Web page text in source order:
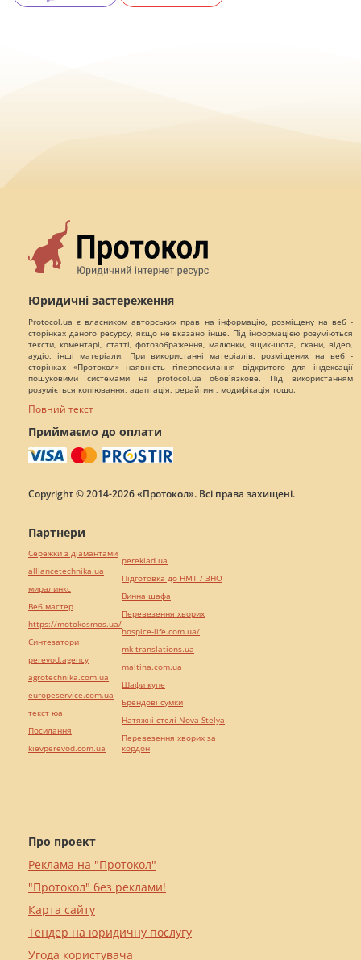
Юридичні застереження
Protocol.ua є власником авторських прав на інформацію, розміщену на веб -
сторінках даного ресурсу, якщо не вказано інше. Під інформацією розуміються
тексти, коментарі, статті, фотозображення, малюнки, ящик-шота, скани, відео,
аудіо, інші матеріали. При використанні матеріалів, розміщених на веб -
сторінках «Протокол» наявність гіперпосилання відкритого для індексації
пошуковими системами на protocol.ua обов`язкове. Під використанням
розуміється копіювання, адаптація, рерайтинг, модифікація тощо.
Повний текст
Приймаємо до оплати
Copyright © 2014-2026 «Протокол». Всі права захищені.
Про проект
Реклама на "Протокол"
"Протокол" без реклами!
Карта сайту
Тендер на юридичну послугу
Угода користувача
Партнери
Сережки з діамантами
alliancetechnika.ua
миралинкс
Веб мастер
https://motokosmos.ua/
Синтезатори
perevod.agency
agrotechnika.com.ua
europeservice.com.ua
текст юа
Посилання
kievperevod.com.ua
pereklad.ua
Підготовка до НМТ / ЗНО
Винна шафа
Перевезення хворих
hospice-life.com.ua/
mk-translations.ua
maltina.com.ua
Шафи купе
Брендові сумки
Натяжні стелі Nova Stelya
Перевезення хворих за
кордон